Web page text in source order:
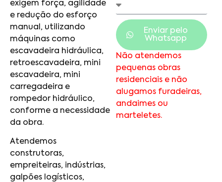
exigem força, agilidade
e redução do esforço
manual, utilizando
máquinas como
escavadeira hidráulica,
retroescavadeira, mini
escavadeira, mini
carregadeira e
rompedor hidráulico,
conforme a necessidade
da obra.
Atendemos
construtoras,
empreiteiras, indústrias,
galpões logísticos,
Enviar pelo
Whatsapp
Não atendemos
pequenas obras
residenciais e não
alugamos furadeiras,
andaimes ou
marteletes.